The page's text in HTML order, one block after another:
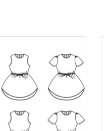
AAN WINKELWAGEN